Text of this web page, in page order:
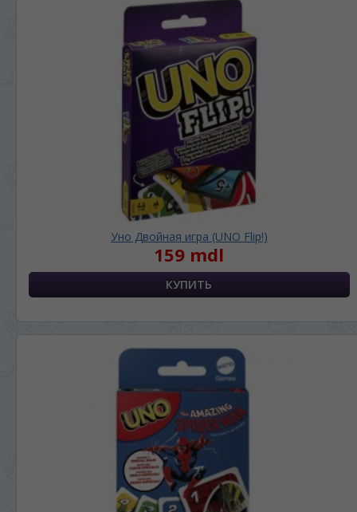
Уно Двойная игра (UNO Flip!)
159 mdl